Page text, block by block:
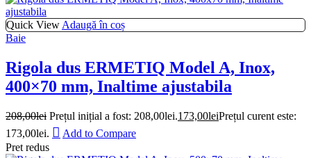
Quick View Adaugă în coș
Baie
Rigola dus ERMETIQ Model A, Inox,
400×70 mm, Inaltime ajustabila
208,00lei Prețul inițial a fost: 208,00lei.173,00leiPrețul curent este:
173,00lei.
Add to Compare
Pret redus